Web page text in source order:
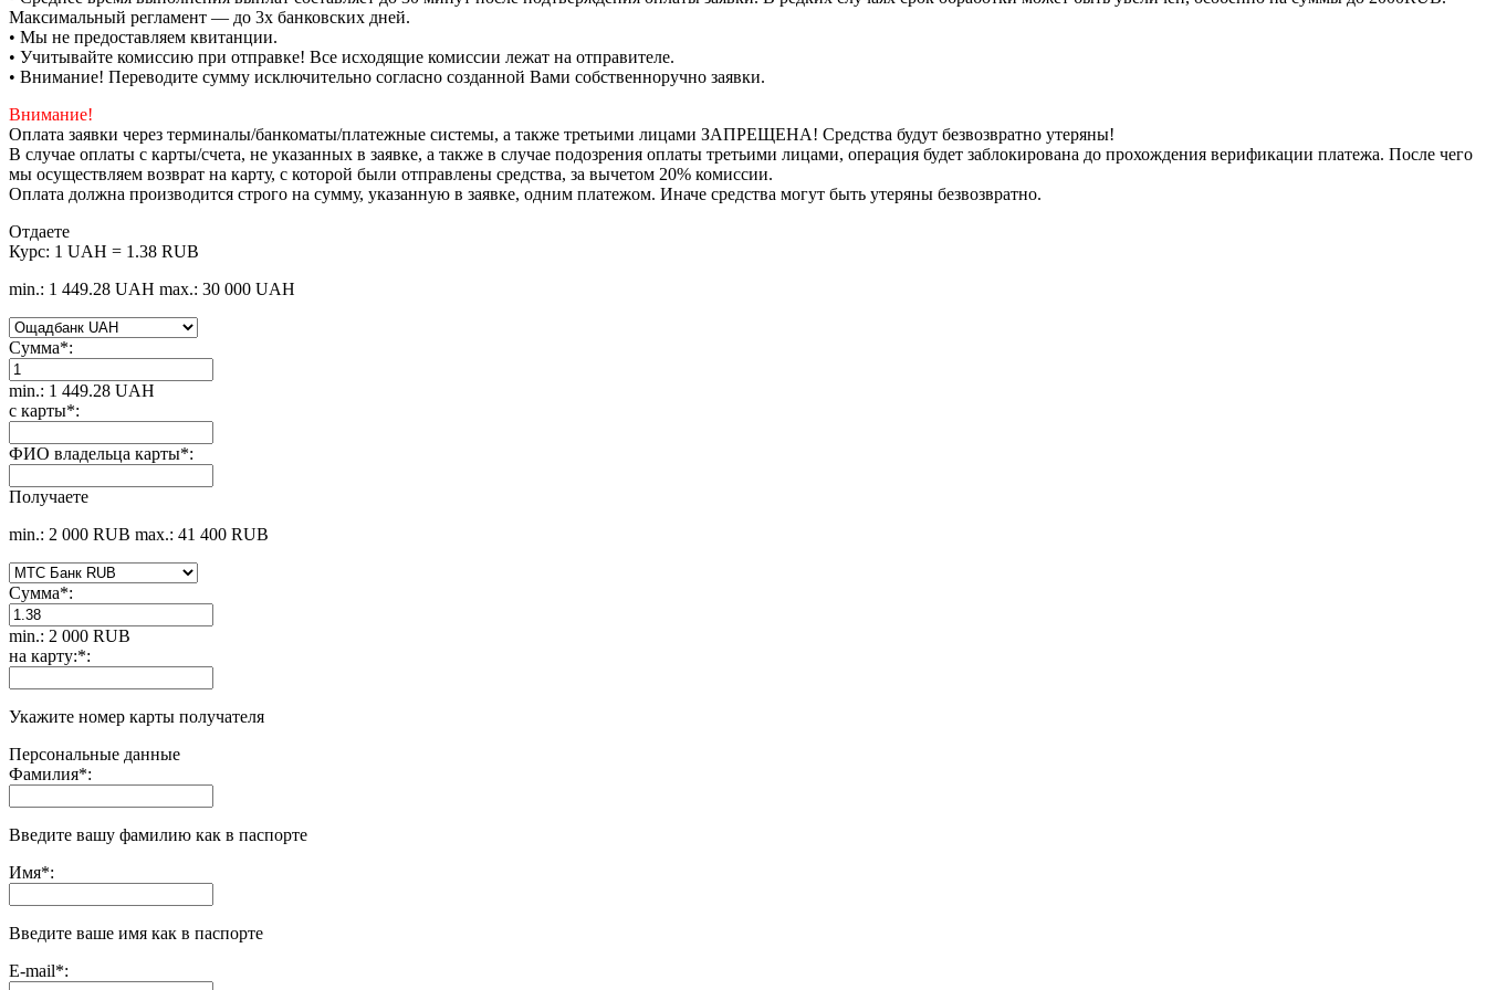
Максимальный регламент — до 3х банковских дней.
• Мы не предоставляем квитанции.
• Учитывайте комиссию при отправке! Все исходящие комиссии лежат на отправителе.
• Внимание! Переводите сумму исключительно согласно созданной Вами собственноручно заявки.
Внимание!
Оплата заявки через терминалы/банкоматы/платежные системы, а также третьими лицами ЗАПРЕЩЕНА! Средства будут безвозвратно утеряны!
В случае оплаты с карты/счета, не указанных в заявке, а также в случае подозрения оплаты третьими лицами, операция будет заблокирована до прохождения верификации платежа. После чего
мы осуществляем возврат на карту, с которой были отправлены средства, за вычетом 20% комиссии.
Оплата должна производится строго на сумму, указанную в заявке, одним платежом. Иначе средства могут быть утеряны безвозвратно.
Отдаете
Курс: 1 UAH = 1.38 RUB
min.: 1 449.28 UAH max.: 30 000 UAH
Сумма*:
min.: 1 449.28 UAH
с карты*:
ФИО владельца карты*:
Получаете
min.: 2 000 RUB max.: 41 400 RUB
Сумма*:
min.: 2 000 RUB
на карту:*:
Укажите номер карты получателя
Персональные данные
Фамилия*:
Введите вашу фамилию как в паспорте
Имя*:
Введите ваше имя как в паспорте
E-mail*: